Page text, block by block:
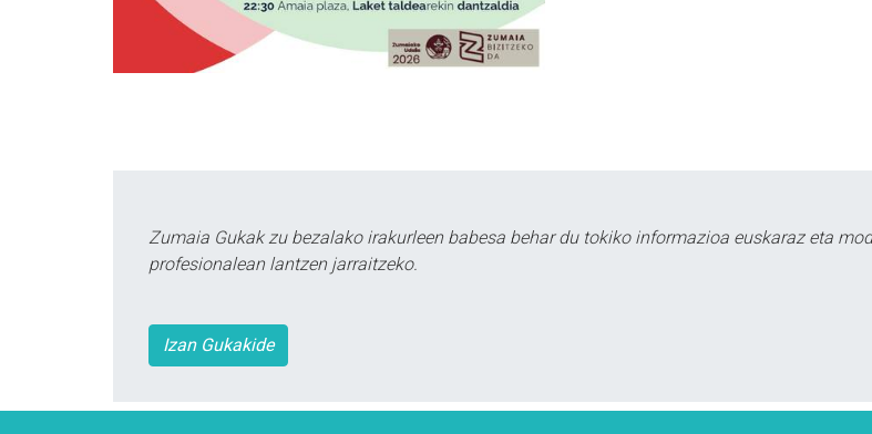
Zumaia Gukak zu bezalako irakurleen babesa behar du tokiko informazioa euskaraz eta
profesionalean lantzen jarraitzeko.
Izan Gukakide